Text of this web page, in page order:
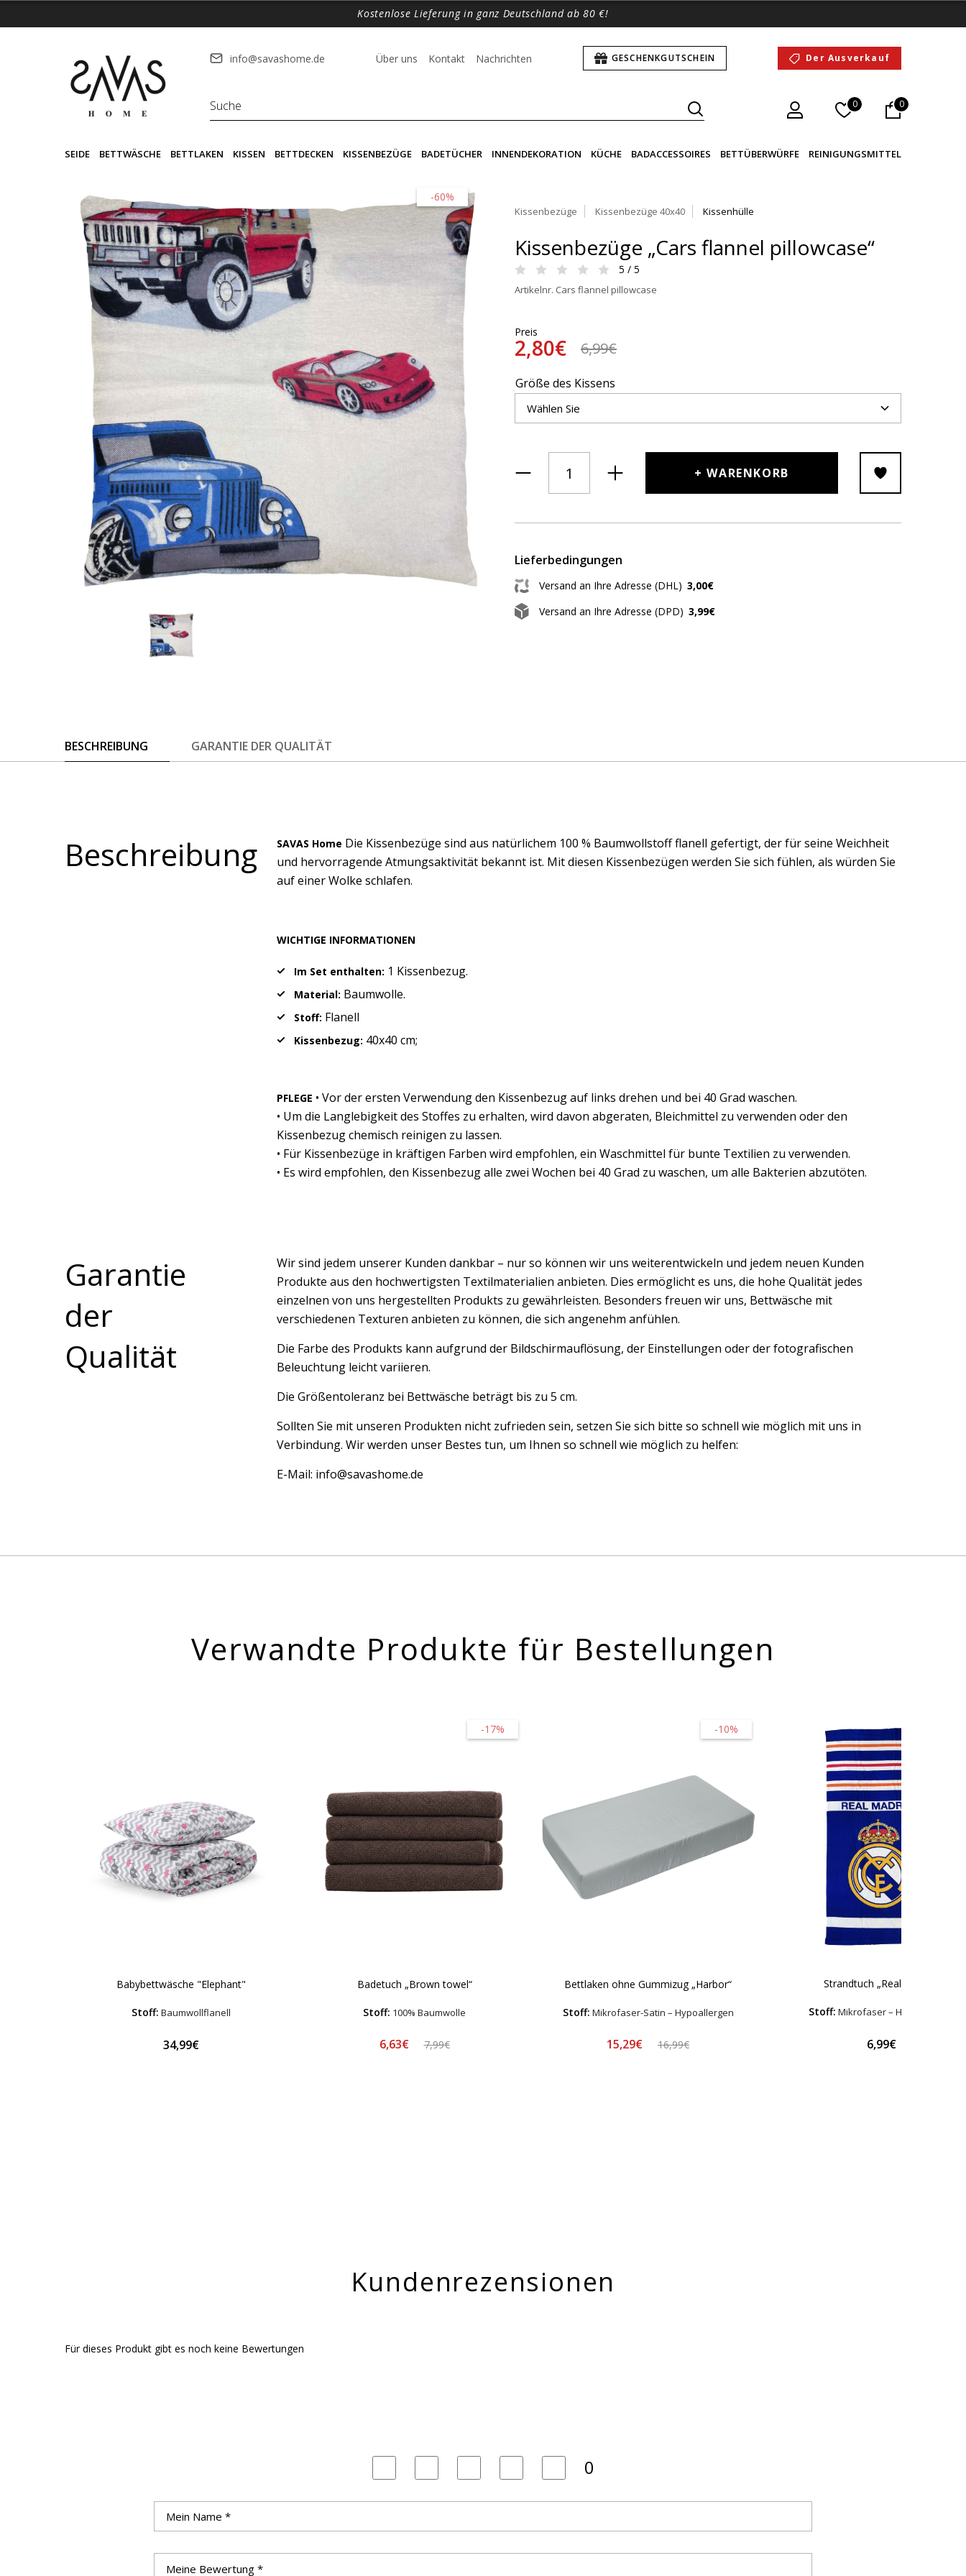
Kostenlose Lieferung in ganz Deutschland ab 80 €!
info@savashome.de Über uns Kontakt Nachrichten GESCHENKGUTSCHEIN Der Ausverkauf
0 0
SEIDE BETTWÄSCHE BETTLAKEN KISSEN BETTDECKEN KISSENBEZÜGE BADETÜCHER INNENDEKORATION KÜCHE BADACCESSOIRES BETTÜBERWÜRFE REINIGUNGSMITTEL
-60%
Kissenbezüge Kissenbezüge 40x40 Kissenhülle
Kissenbezüge „Cars flannel pillowcase“
5 / 5
Artikelnr. Cars flannel pillowcase
Preis
2,80€ 6,99€
Größe des Kissens
+ WARENKORB
Lieferbedingungen
Versand an Ihre Adresse (DHL) 3,00€
Versand an Ihre Adresse (DPD) 3,99€
BESCHREIBUNG GARANTIE DER QUALITÄT
Beschreibung SAVAS Home Die Kissenbezüge sind aus natürlichem 100 % Baumwollstoff flanell gefertigt, der für seine Weichheit
und hervorragende Atmungsaktivität bekannt ist. Mit diesen Kissenbezügen werden Sie sich fühlen, als würden Sie
auf einer Wolke schlafen.
WICHTIGE INFORMATIONEN
Im Set enthalten: 1 Kissenbezug.
Material: Baumwolle.
Stoff: Flanell
Kissenbezug: 40x40 cm;
PFLEGE • Vor der ersten Verwendung den Kissenbezug auf links drehen und bei 40 Grad waschen.
• Um die Langlebigkeit des Stoffes zu erhalten, wird davon abgeraten, Bleichmittel zu verwenden oder den
Kissenbezug chemisch reinigen zu lassen.
• Für Kissenbezüge in kräftigen Farben wird empfohlen, ein Waschmittel für bunte Textilien zu verwenden.
• Es wird empfohlen, den Kissenbezug alle zwei Wochen bei 40 Grad zu waschen, um alle Bakterien abzutöten.
Garantie
der
Qualität
Wir sind jedem unserer Kunden dankbar – nur so können wir uns weiterentwickeln und jedem neuen Kunden
Produkte aus den hochwertigsten Textilmaterialien anbieten. Dies ermöglicht es uns, die hohe Qualität jedes
einzelnen von uns hergestellten Produkts zu gewährleisten. Besonders freuen wir uns, Bettwäsche mit
verschiedenen Texturen anbieten zu können, die sich angenehm anfühlen.
Die Farbe des Produkts kann aufgrund der Bildschirmauflösung, der Einstellungen oder der fotografischen
Beleuchtung leicht variieren.
Die Größentoleranz bei Bettwäsche beträgt bis zu 5 cm.
Sollten Sie mit unseren Produkten nicht zufrieden sein, setzen Sie sich bitte so schnell wie möglich mit uns in
Verbindung. Wir werden unser Bestes tun, um Ihnen so schnell wie möglich zu helfen:
E-Mail: info@savashome.de
Verwandte Produkte für Bestellungen
Babybettwäsche "Elephant"
Stoff: Baumwollflanell
34,99€
-17%
Badetuch „Brown towel“
Stoff: 100% Baumwolle
6,63€ 7,99€
-10%
Bettlaken ohne Gummizug „Harbor“
Stoff: Mikrofaser-Satin – Hypoallergen
15,29€ 16,99€
Strandtuch „Real Madrid“
Stoff: Mikrofaser – Hypoallergen
6,99€
Kundenrezensionen
Für dieses Produkt gibt es noch keine Bewertungen
0